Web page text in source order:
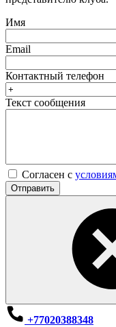
Имя
Email
Контактный телефон
Текст сообщения
Согласен с
Отправить
+77020388348